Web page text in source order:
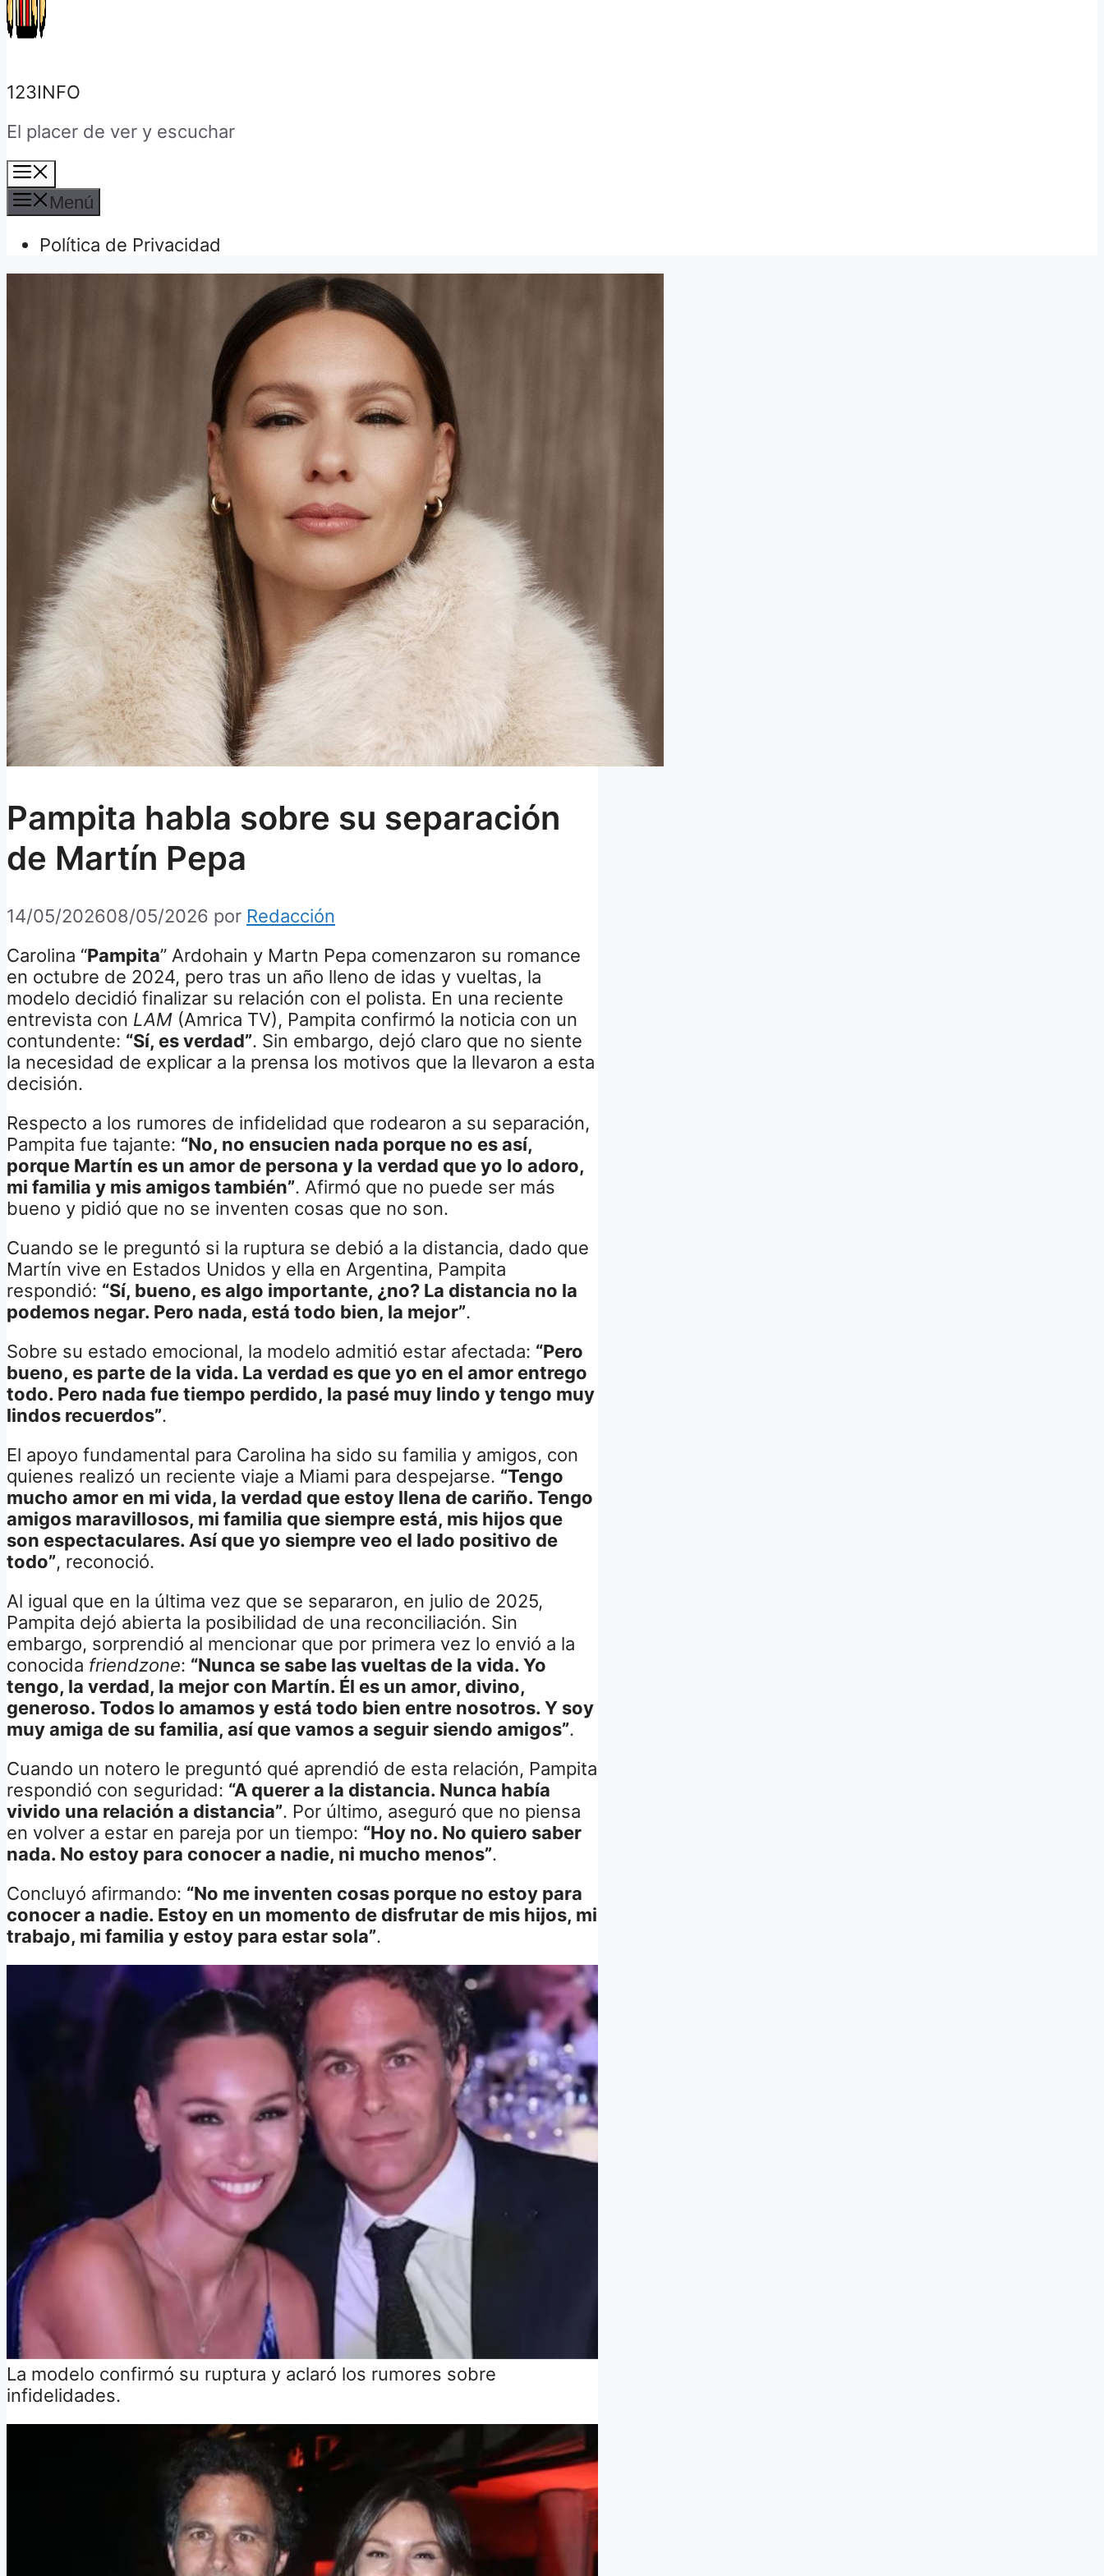
123INFO
El placer de ver y escuchar
Menú
Política de Privacidad
Pampita habla sobre su separación
de Martín Pepa
14/05/202608/05/2026 por Redacción
Carolina “Pampita” Ardohain y Martn Pepa comenzaron su romance
en octubre de 2024, pero tras un año lleno de idas y vueltas, la
modelo decidió finalizar su relación con el polista. En una reciente
entrevista con LAM (Amrica TV), Pampita confirmó la noticia con un
contundente: “Sí, es verdad”. Sin embargo, dejó claro que no siente
la necesidad de explicar a la prensa los motivos que la llevaron a esta
decisión.
Respecto a los rumores de infidelidad que rodearon a su separación,
Pampita fue tajante: “No, no ensucien nada porque no es así,
porque Martín es un amor de persona y la verdad que yo lo adoro,
mi familia y mis amigos también”. Afirmó que no puede ser más
bueno y pidió que no se inventen cosas que no son.
Cuando se le preguntó si la ruptura se debió a la distancia, dado que
Martín vive en Estados Unidos y ella en Argentina, Pampita
respondió: “Sí, bueno, es algo importante, ¿no? La distancia no la
podemos negar. Pero nada, está todo bien, la mejor”.
Sobre su estado emocional, la modelo admitió estar afectada: “Pero
bueno, es parte de la vida. La verdad es que yo en el amor entrego
todo. Pero nada fue tiempo perdido, la pasé muy lindo y tengo muy
lindos recuerdos”.
El apoyo fundamental para Carolina ha sido su familia y amigos, con
quienes realizó un reciente viaje a Miami para despejarse. “Tengo
mucho amor en mi vida, la verdad que estoy llena de cariño. Tengo
amigos maravillosos, mi familia que siempre está, mis hijos que
son espectaculares. Así que yo siempre veo el lado positivo de
todo”, reconoció.
Al igual que en la última vez que se separaron, en julio de 2025,
Pampita dejó abierta la posibilidad de una reconciliación. Sin
embargo, sorprendió al mencionar que por primera vez lo envió a la
conocida friendzone: “Nunca se sabe las vueltas de la vida. Yo
tengo, la verdad, la mejor con Martín. Él es un amor, divino,
generoso. Todos lo amamos y está todo bien entre nosotros. Y soy
muy amiga de su familia, así que vamos a seguir siendo amigos”.
Cuando un notero le preguntó qué aprendió de esta relación, Pampita
respondió con seguridad: “A querer a la distancia. Nunca había
vivido una relación a distancia”. Por último, aseguró que no piensa
en volver a estar en pareja por un tiempo: “Hoy no. No quiero saber
nada. No estoy para conocer a nadie, ni mucho menos”.
Concluyó afirmando: “No me inventen cosas porque no estoy para
conocer a nadie. Estoy en un momento de disfrutar de mis hijos, mi
trabajo, mi familia y estoy para estar sola”.
La modelo confirmó su ruptura y aclaró los rumores sobre
infidelidades.